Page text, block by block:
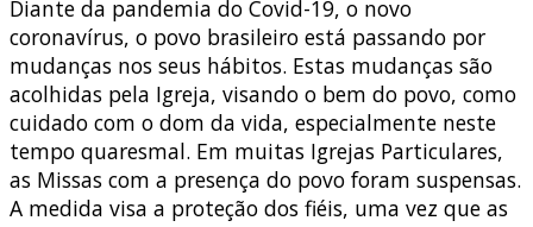
Diante da pandemia do Covid-19, o novo
coronavírus, o povo brasileiro está passando por
mudanças nos seus hábitos. Estas mudanças são
acolhidas pela Igreja, visando o bem do povo, como
cuidado com o dom da vida, especialmente neste
tempo quaresmal. Em muitas Igrejas Particulares,
as Missas com a presença do povo foram suspensas.
A medida visa a proteção dos fiéis, uma vez que as